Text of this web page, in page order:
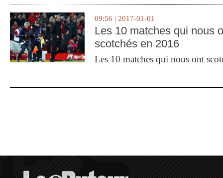
09:56 | 2017-01-01
Les 10 matches qui nous
scotchés en 2016
Les 10 matches qui nous ont